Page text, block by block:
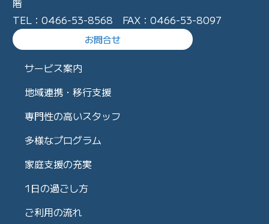
階
TEL：0466-53-8568 FAX：0466-53-8097
お問合せ
サービス案内
地域連携・移行支援
専門性の高いスタッフ
多様なプログラム
家庭支援の充実
1日の過ごし方
ご利用の流れ